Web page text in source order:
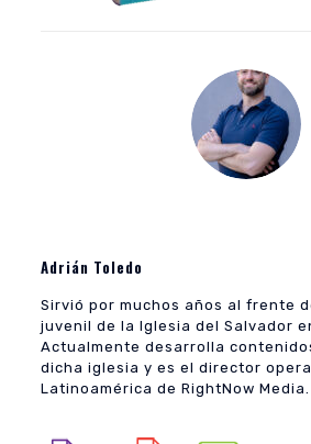
Adrián Toledo
Sirvió por muchos años al frente
juvenil de la Iglesia del Salvador
Actualmente desarrolla
dicha iglesia y es el director
Latinoamérica de RightNow Media.